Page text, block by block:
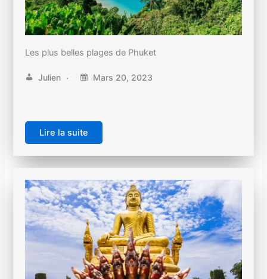
Les plus belles plages de Phuket
Julien Mars 20, 2023
Lire la suite